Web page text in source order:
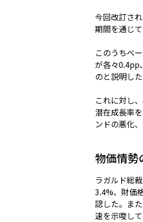
今回改訂さ
期間を通じ
このうちベ
が各々0.4pp
のと説明した
これに対し
潜在成長率
ンドの悪化
物価情勢
ラガルド総
3.4%、財価
認した。ま
速を示唆し